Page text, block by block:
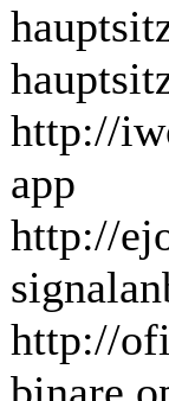
http://
app
http://
http://